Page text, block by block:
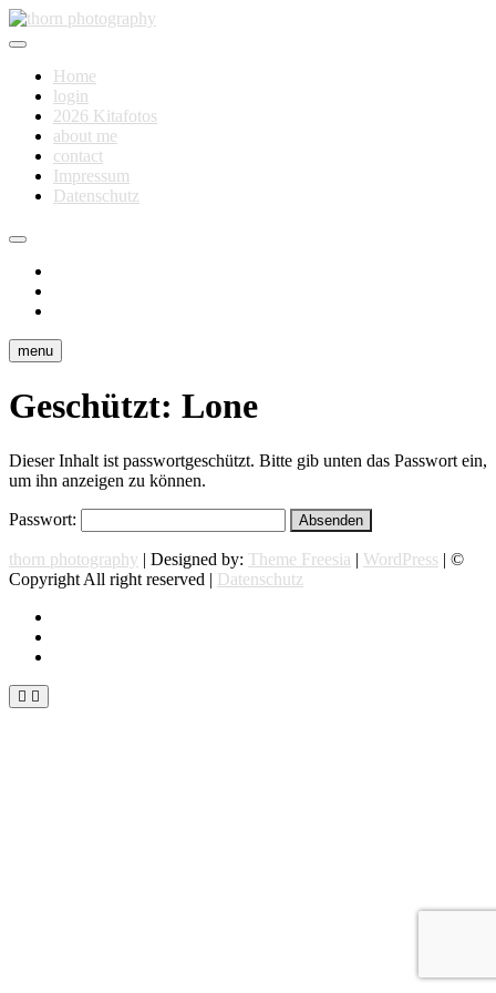
Skip
to
thorn photography
Fotografie für Dich
Home
login
2026 Kitafotos
about me
contact
Impressum
Datenschutz
menu
Geschützt: Lone
Dieser Inhalt ist passwortgeschützt. Bitte gib unten das Passwort ein,
um ihn anzeigen zu können.
Passwort:
thorn photography | Designed by: Theme Freesia | WordPress | ©
Copyright All right reserved | Datenschutz